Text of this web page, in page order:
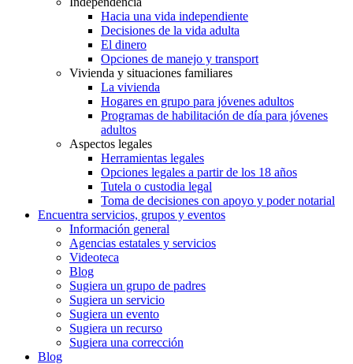
Hacia una vida independiente
Decisiones de la vida adulta
El dinero
Opciones de manejo y transport
Vivienda y situaciones familiares
La vivienda
Hogares en grupo para jóvenes adultos
Programas de habilitación de día para jóvenes
adultos
Aspectos legales
Herramientas legales
Opciones legales a partir de los 18 años
Tutela o custodia legal
Toma de decisiones con apoyo y poder notarial
Encuentra servicios, grupos y eventos
Información general
Agencias estatales y servicios
Videoteca
Blog
Sugiera un grupo de padres
Sugiera un servicio
Sugiera un evento
Sugiera un recurso
Sugiera una corrección
Blog